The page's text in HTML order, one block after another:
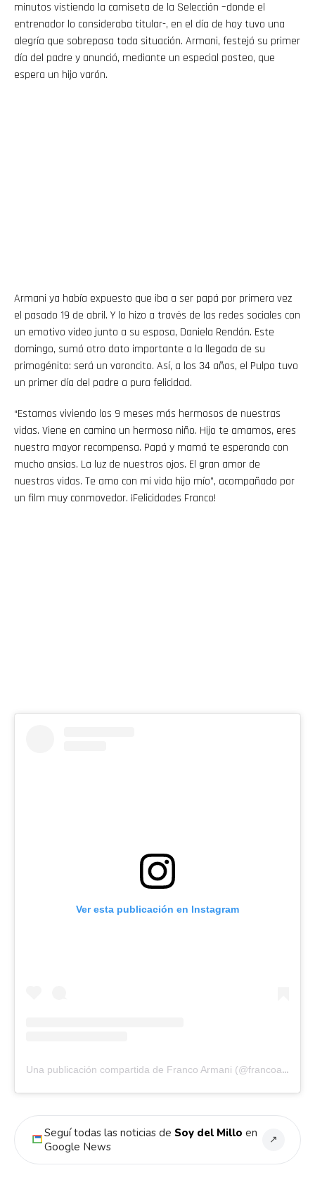
minutos vistiendo la camiseta de la Selección –donde el
entrenador lo consideraba titular-, en el día de hoy tuvo una
alegría que sobrepasa toda situación. Armani, festejó su primer
día del padre y anunció, mediante un especial posteo, que
espera un hijo varón.
Armani ya había expuesto que iba a ser papá por primera vez
el pasado 19 de abril. Y lo hizo a través de las redes sociales con
un emotivo video junto a su esposa, Daniela Rendón. Este
domingo, sumó otro dato importante a la llegada de su
primogénito: será un varoncito. Así, a los 34 años, el Pulpo tuvo
un primer día del padre a pura felicidad.
“Estamos viviendo los 9 meses más hermosos de nuestras
vidas. Viene en camino un hermoso niño. Hijo te amamos, eres
nuestra mayor recompensa. Papá y mamá te esperando con
mucho ansias. La luz de nuestros ojos. El gran amor de
nuestras vidas. Te amo con mi vida hijo mío”, acompañado por
un film muy conmovedor. ¡Felicidades Franco!
Ver esta publicación en Instagram
Una publicación compartida de Franco Armani (@francoarmani34)
Seguí todas las noticias de Soy del Millo en
Google News
↗